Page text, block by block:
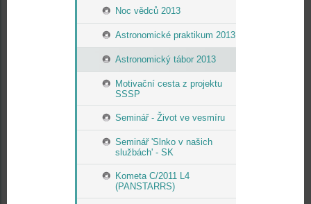
Noc vědců 2013
Astronomické praktikum 2013
Astronomický tábor 2013
Motivační cesta z projektu
SSSP
Seminář - Život ve vesmíru
Seminář 'Slnko v našich
službách' - SK
Kometa C/2011 L4
(PANSTARRS)